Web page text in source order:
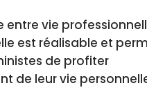
entre vie
est réalisable et
de profiter
de leur vie